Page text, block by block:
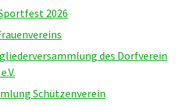
2026
des Dorfverein
Schützenverein